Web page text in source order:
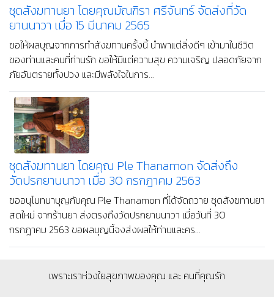
ชุดสังฆทานยา โดยคุณมัณฑิรา ศรีจันทร์ จัดส่งที่วัด
ยานนาวา เมื่อ 15 มีนาคม 2565
ขอให้ผลบุญจากการทำสังฆทานครั้งนี้ นำพาแต่สิ่งดีๆ เข้ามาในชีวิต
ของท่านและคนที่ท่านรัก ขอให้มีแต่ความสุข ความเจริญ ปลอดภัยจาก
ภัยอันตรายทั้งปวง และมีพลังใจในการ...
ชุดสังฆทานยา โดยคุณ Ple Thanamon จัดส่งถึง
วัดปรกยานนาวา เมื่อ 30 กรกฎาคม 2563
ขออนุโมทนาบุญกับคุณ Ple Thanamon ที่ได้จัดถวาย ชุดสังฆทานยา
สดใหม่ จากร้านยา ส่งตรงถึงวัดปรกยานนาวา เมื่อวันที่ 30
กรกฎาคม 2563 ขอผลบุญนี้จงส่งผลให้ท่านและคร...
เพราะเราห่วงใยสุขภาพของคุณ และ คนที่คุณรัก